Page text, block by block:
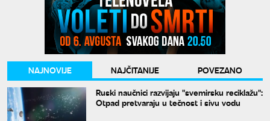
NAJNOVIJE NAJČITANIJE
POVEZANO
Ruski naučnici razvijaju "svemirsku reciklažu":
Otpad pretvaraju u tečnost i sivu vodu